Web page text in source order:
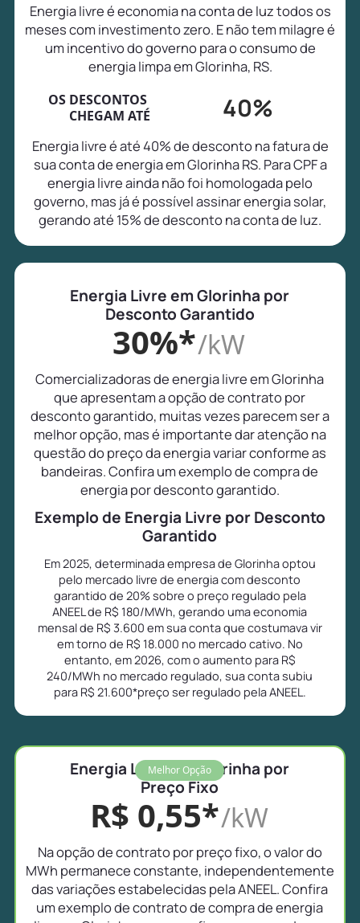
Energia livre é economia na conta de luz todos os
meses com investimento zero. E não tem milagre é
um incentivo do governo para o consumo de
energia limpa em Glorinha, RS.
OS DESCONTOS
CHEGAM ATÉ
40%
Energia livre é até 40% de desconto na fatura de
sua conta de energia em Glorinha RS. Para CPF a
energia livre ainda não foi homologada pelo
governo, mas já é possível assinar energia solar,
gerando até 15% de desconto na conta de luz.
Energia Livre em Glorinha por
Desconto Garantido
30%*/kW
Comercializadoras de energia livre em Glorinha
que apresentam a opção de contrato por
desconto garantido, muitas vezes parecem ser a
melhor opção, mas é importante dar atenção na
questão do preço da energia variar conforme as
bandeiras. Confira um exemplo de compra de
energia por desconto garantido.
Exemplo de Energia Livre por Desconto
Garantido
Em 2025, determinada empresa de Glorinha optou
pelo mercado livre de energia com desconto
garantido de 20% sobre o preço regulado pela
ANEEL de R$ 180/MWh, gerando uma economia
mensal de R$ 3.600 em sua conta que costumava vir
em torno de R$ 18.000 no mercado cativo. No
entanto, em 2026, com o aumento para R$
240/MWh no mercado regulado, sua conta subiu
para R$ 21.600*preço ser regulado pela ANEEL.
Melhor Opção
Energia Livre em Glorinha por
Preço Fixo
R$ 0,55*/kW
Na opção de contrato por preço fixo, o valor do
MWh permanece constante, independentemente
das variações estabelecidas pela ANEEL. Confira
um exemplo de contrato de compra de energia